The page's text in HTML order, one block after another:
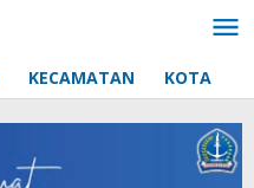
KECAMATAN KOTA